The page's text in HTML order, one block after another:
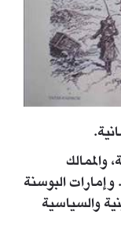
والممالك
وإمارات البوسنة
والسياسية